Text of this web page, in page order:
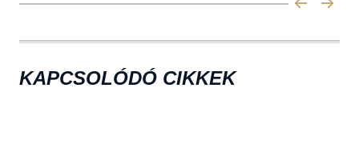
KAPCSOLÓDÓ CIKKEK